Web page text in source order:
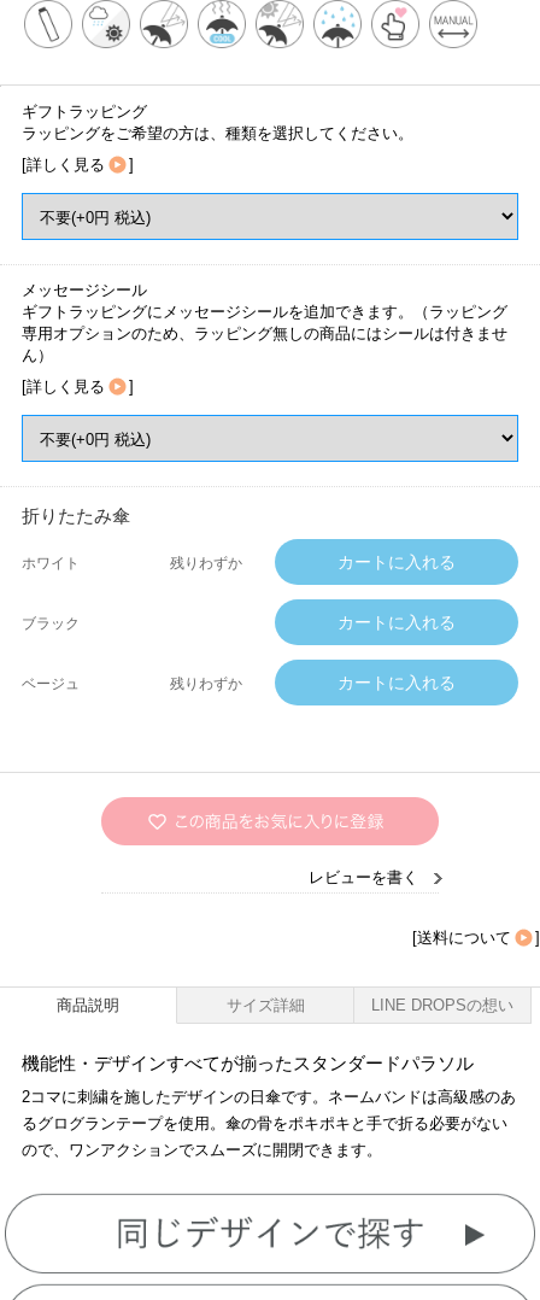
ギフトラッピング
ラッピングをご希望の方は、種類を選択してください。
[詳しく見る ]
メッセージシール
ギフトラッピングにメッセージシールを追加できます。（ラッピング
専用オプションのため、ラッピング無しの商品にはシールは付きませ
ん）
[詳しく見る ]
折りたたみ傘
ホワイト 残りわずか
ブラック
ベージュ 残りわずか
レビューを書く
[送料について ]
商品説明 サイズ詳細 LINE DROPSの想い
機能性・デザインすべてが揃ったスタンダードパラソル
2コマに刺繍を施したデザインの日傘です。ネームバンドは高級感のあ
るグログランテープを使用。傘の骨をポキポキと手で折る必要がない
ので、ワンアクションでスムーズに開閉できます。